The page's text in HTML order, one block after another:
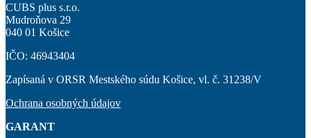
CUBS plus s.r.o.
Mudroňova 29
040 01 Košice
IČO: 46943404
Zapísaná v ORSR Mestského súdu Košice, vl. č. 31238/V
Ochrana osobných údajov
GARANT